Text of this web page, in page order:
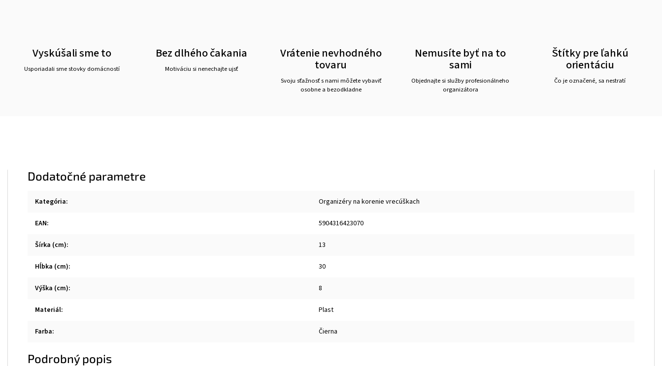
Vyskúšali sme to
Usporiadali sme stovky domácností
Bez dlhého čakania
Motiváciu si nenechajte ujsť
Vrátenie nevhodného
tovaru
Svoju sťažnosť s nami môžete vybaviť
osobne a bezodkladne
Nemusíte byť na to
sami
Objednajte si služby profesionálneho
organizátora
Štítky pre ľahkú
orientáciu
Čo je označené, sa nestratí
Dodatočné parametre
Kategória: Organizéry na korenie vrecúškach
EAN: 5904316423070
Šírka (cm): 13
Hĺbka (cm): 30
Výška (cm): 8
Materiál: Plast
Farba: Čierna
Podrobný popis